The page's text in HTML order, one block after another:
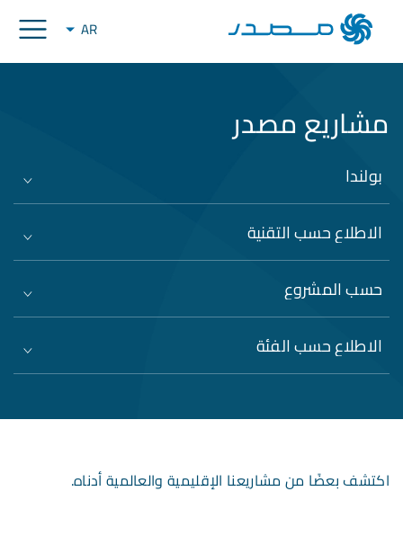
AR
مشاريع مصدر
بولندا
الاطلاع حسب التقنية
حسب المشروع
الاطلاع حسب الفئة
اكتشف بعضًا من مشاريعنا الإقليمية والعالمية أدناه.